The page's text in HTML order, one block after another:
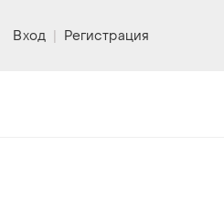
Вход | Регистрация